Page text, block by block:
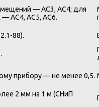
— AC3, AC4; для
AC4, AC5, AC6.
88).
прибору — не менее 0,5.
2 мм на 1 м (СНиП